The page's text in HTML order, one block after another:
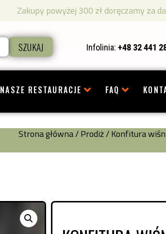
Zakupy powyżej 300 zł doręczamy za
SZUKAJ Infolinia: +48 32 441
NASZE RESTAURACJE FAQ
Strona główna/Prodiż/ Konfitura